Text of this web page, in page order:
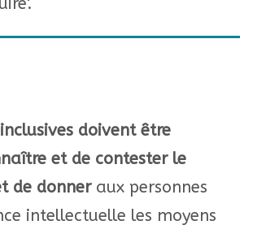
doivent être
et de contester le
de donneraux personnes
intellectuelle les moyens